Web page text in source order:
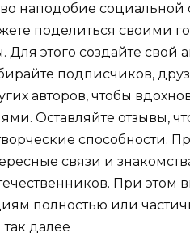
наподобие социальной
поделиться своими
этого создайте свой
подписчиков,
авторов, чтобы
Оставляйте отзывы,
способности.
связи и
При этом
полностью или
далее